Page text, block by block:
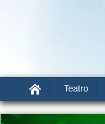
Teatro